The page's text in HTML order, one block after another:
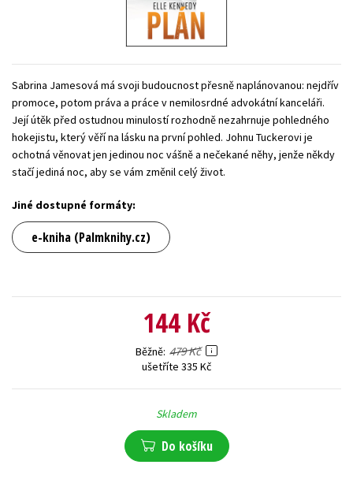
Zahraniční literatura
Sabrina Jamesová má svoji budoucnost přesně naplánovanou: nejdřív
promoce, potom práva a práce v nemilosrdné advokátní kanceláři.
Její útěk před ostudnou minulostí rozhodně nezahrnuje pohledného
hokejistu, který věří na lásku na první pohled. Johnu Tuckerovi je
ochotná věnovat jen jedinou noc vášně a nečekané něhy, jenže někdy
stačí jediná noc, aby se vám změnil celý život.
Jiné dostupné formáty:
e-kniha (Palmknihy.cz)
144 Kč
Běžně 479 Kč
ušetříte 335 Kč
Skladem
Do košíku